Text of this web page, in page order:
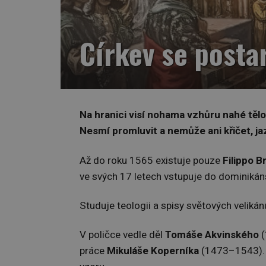
Církev se
Na hranici visí nohama vzhůru nahé
Nesmí promluvit a nemůže ani křičet,
Až do roku 1565 existuje pouze Filippo
ve svých 17 letech vstupuje do
Studuje teologii a spisy světových
V poličce vedle děl Tomáše Akvinského
práce Mikuláše Koperníka (1473–1543).